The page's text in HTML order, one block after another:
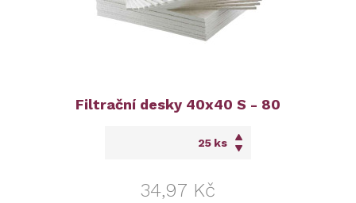
Filtrační desky 40x40 S - 80
ks
34,97 Kč